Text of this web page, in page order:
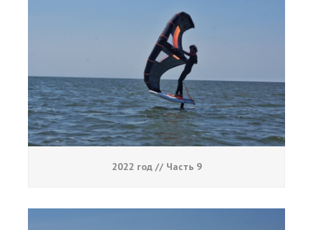
2022 год // Часть 9